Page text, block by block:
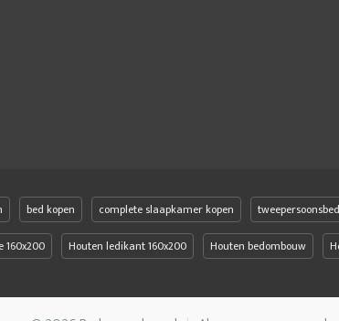
bed kopen complete slaapkamer kopen
160x200
Houten ledikant 160x200 Houten bedombouw